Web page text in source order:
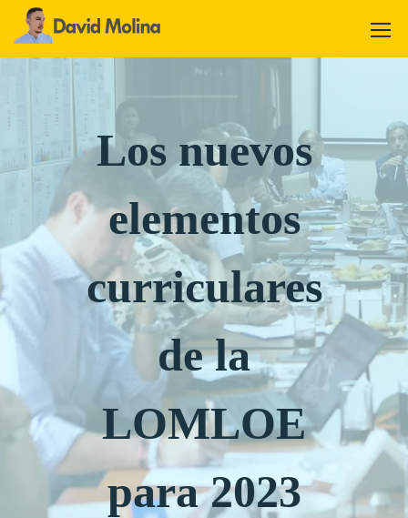
Los nuevos
elementos
curriculares
de la
LOMLOE
para 2023